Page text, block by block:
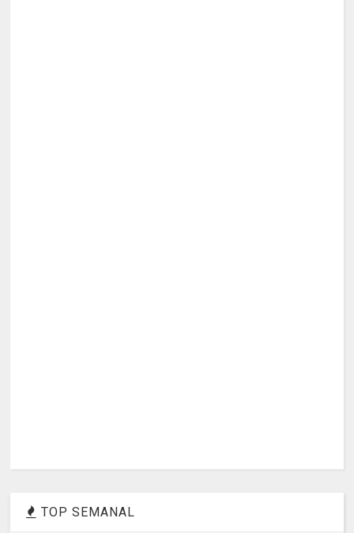
TOP SEMANAL